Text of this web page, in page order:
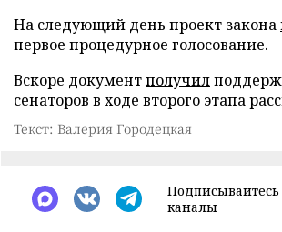
На следующий день проект закона
первое процедурное голосование.
Вскоре документполучил
сенаторов в ходе второго этапа
Текст: Валерия Городецкая
каналы